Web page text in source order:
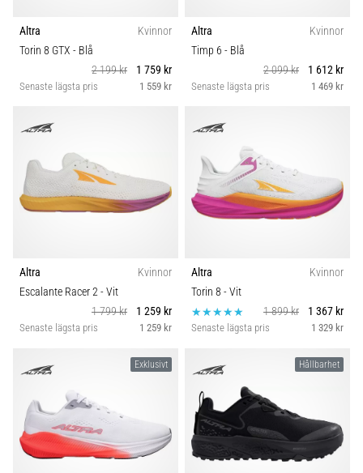
Altra
Kvinnor
Torin 8 GTX - Blå
2 199 kr
1 759 kr
Senaste lägsta pris 1 559 kr
Altra
Kvinnor
Timp 6 - Blå
2 099 kr
1 612 kr
Senaste lägsta pris 1 469 kr
Altra
Kvinnor
Escalante Racer 2- Vit
1 799 kr
1 259 kr
Senaste lägsta pris 1 259 kr
Altra
Kvinnor
Torin 8 - Vit
1 899 kr
1 367 kr
Senaste lägsta pris 1 329 kr
Exklusivt Hållbarhet